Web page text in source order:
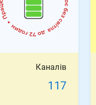
Каналів
117